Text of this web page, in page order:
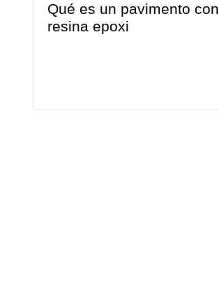
Qué es un pavimento con
resina epoxi